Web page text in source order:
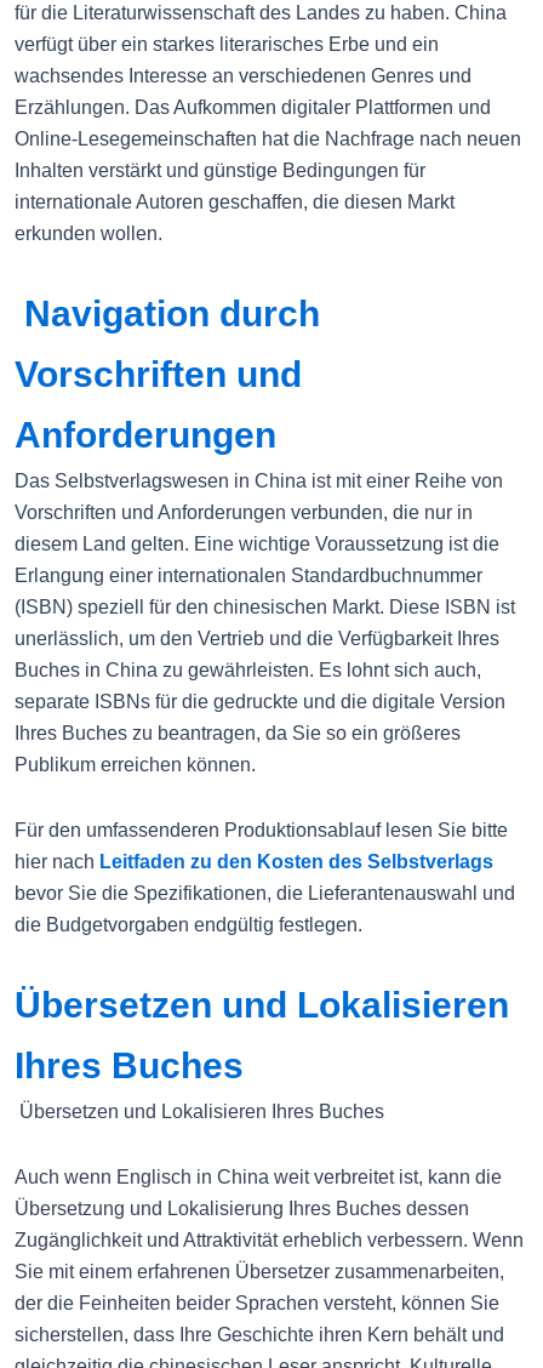
für die Literaturwissenschaft des Landes zu haben. China
verfügt über ein starkes literarisches Erbe und ein
wachsendes Interesse an verschiedenen Genres und
Erzählungen. Das Aufkommen digitaler Plattformen und
Online-Lesegemeinschaften hat die Nachfrage nach neuen
Inhalten verstärkt und günstige Bedingungen für
internationale Autoren geschaffen, die diesen Markt
erkunden wollen.
Navigation durch
Vorschriften und
Anforderungen
Das Selbstverlagswesen in China ist mit einer Reihe von
Vorschriften und Anforderungen verbunden, die nur in
diesem Land gelten. Eine wichtige Voraussetzung ist die
Erlangung einer internationalen Standardbuchnummer
(ISBN) speziell für den chinesischen Markt. Diese ISBN ist
unerlässlich, um den Vertrieb und die Verfügbarkeit Ihres
Buches in China zu gewährleisten. Es lohnt sich auch,
separate ISBNs für die gedruckte und die digitale Version
Ihres Buches zu beantragen, da Sie so ein größeres
Publikum erreichen können.
Für den umfassenderen Produktionsablauf lesen Sie bitte
hier nach Leitfaden zu den Kosten des Selbstverlags
bevor Sie die Spezifikationen, die Lieferantenauswahl und
die Budgetvorgaben endgültig festlegen.
Übersetzen und Lokalisieren
Ihres Buches
Übersetzen und Lokalisieren Ihres Buches
Auch wenn Englisch in China weit verbreitet ist, kann die
Übersetzung und Lokalisierung Ihres Buches dessen
Zugänglichkeit und Attraktivität erheblich verbessern. Wenn
Sie mit einem erfahrenen Übersetzer zusammenarbeiten,
der die Feinheiten beider Sprachen versteht, können Sie
sicherstellen, dass Ihre Geschichte ihren Kern behält und